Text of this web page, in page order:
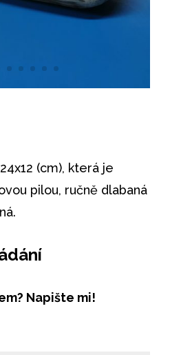
(cm), která je
pilou, ručně dlabaná
Napište mi!